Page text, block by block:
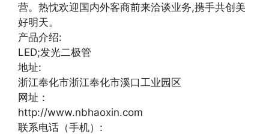
营。热忱欢迎国内外客商前来洽谈业务,携手共创美
好明天。
产品介绍:
LED;发光二极管
地址:
浙江奉化市浙江奉化市溪口工业园区
网址：
http://www.nbhaoxin.com
联系电话（手机）: